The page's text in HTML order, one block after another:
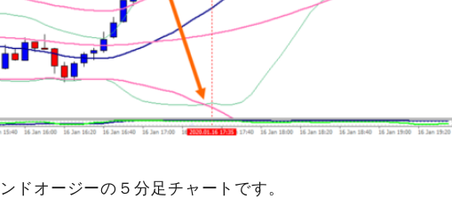
ドオージーの５分足チャートです。